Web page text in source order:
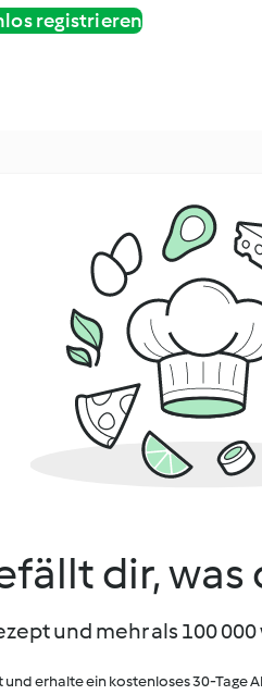
registrieren
dir, was
und mehr als 100
und erhalte ein kostenloses 30-Tage